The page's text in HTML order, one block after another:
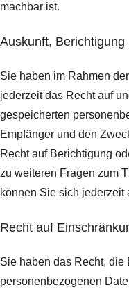
machbar ist.
Auskunft, Berichtigung
Sie haben im Rahmen
jederzeit das Recht auf
gespeicherten
Empfänger und den
Recht auf Berichtigung
zu weiteren Fragen zum
können Sie sich jederzeit
Recht auf
Sie haben das Recht, die
personenbezogenen